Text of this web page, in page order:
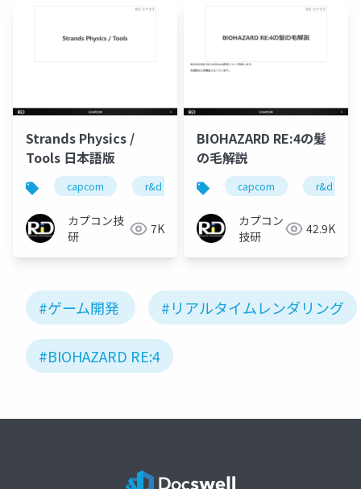
Strands Physics /
Tools 日本語版
capcom r&d カプコン カプコン技研
カプコン技
研
7K
BIOHAZARD RE:4の髪
の毛解説
capcom r&d
カプコン
技研
42.9K
#ゲーム開発 #リアルタイムレンダリング
#BIOHAZARD RE:4